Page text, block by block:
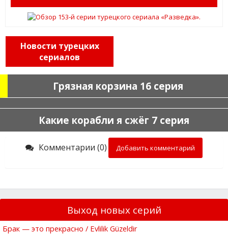
Новости турецких
сериалов
Грязная корзина 16 серия
Какие корабли я сжёг 7 серия
Комментарии (0) Добавить комментарий
Выход новых серий
Брак — это прекрасно / Evlilik Güzeldir